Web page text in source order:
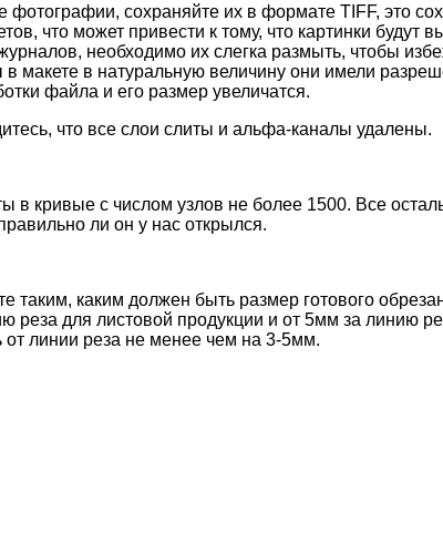
фотографии, сохраняйте их в формате TIFF, это
что может привести к тому, что картинки
необходимо их слегка размыть, чтобы
макете в натуральную величину они имели
файла и его размер увеличатся.
что все слои слиты и альфа-каналы удалены.
в кривые с числом узлов не более 1500. Все
ли он у нас открылся.
таким, каким должен быть размер готового
реза для листовой продукции и от 5мм за линию
линии реза не менее чем на 3-5мм.